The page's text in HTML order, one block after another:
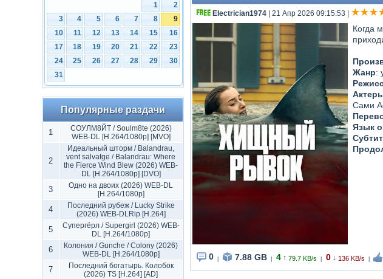
1
2
3
4 5 6 7 8
9
10
11 12 13 14 15
16
17
18 19 20 21 22
23
24
25 26 27 28 29
30
31
Популярные раздачи
1
СОУЛМ8ЙТ / Soulm8te (2026)
WEB-DL [H.264/1080p] [MVO]
2
Идеальный шторм / Balandrau,
vent salvatge / Balandrau: Where
the Fierce Wind Blew (2026) WEB-
DL [H.264/1080p] [DVO]
3
Одно на двоих (2026) WEB-DL
[H.264/1080p]
4
Последний рубеж / Lucky Strike
(2026) WEB-DLRip [H.264]
5
Супергёрл / Supergirl (2026) WEB-
DL [H.264/1080p]
6
Колония / Gunche / Colony (2026)
WEB-DL [H.264/1080p]
7
Последний богатырь. Колобок
(2026) TS [H.264] [AD]
Electrician1974| 21 Апр 2026 09:15:53
Когда
Жанр:
Сами
Язык
0 7.88 GB 4 ↑ 79.7 KB/s 0 ↓ 136 KB/s